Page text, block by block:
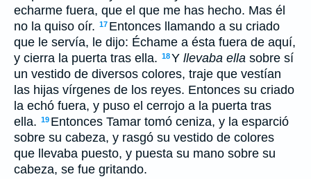
echarme fuera, que el que me has hecho. Mas él
no la quiso oír. 17 Entonces llamando a su criado
que le servía, le dijo: Échame a ésta fuera de aquí,
y cierra la puerta tras ella. 18Y llevaba ella sobre sí
un vestido de diversos colores, traje que vestían
las hijas vírgenes de los reyes. Entonces su criado
la echó fuera, y puso el cerrojo a la puerta tras
ella. 19 Entonces Tamar tomó ceniza, y la esparció
sobre su cabeza, y rasgó su vestido de colores
que llevaba puesto, y puesta su mano sobre su
cabeza, se fue gritando.